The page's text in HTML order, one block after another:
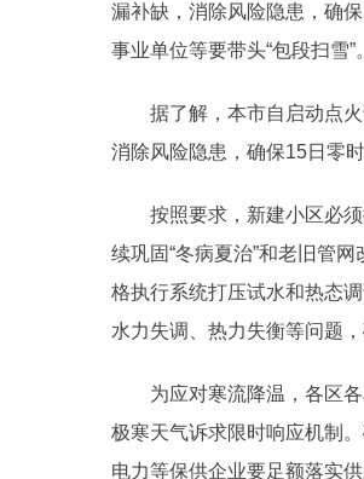
漏补缺，消除风险隐患，确
事业单位等要带头“包段扫雪”。
据了解，本市自启动点火
消除风险隐患，确保15日零时
按照要求，新建小区必须
续巩固“冬病夏治”和老旧管
格执行系统打压试水和热态
水力失调、热力失衡等问题
为应对寒流降温，各区各
极寒天气诉求限时响应机制
电力等保供企业要足额落实